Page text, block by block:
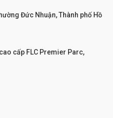
Đức Nhuận, Thành phố Hồ
cấp FLC Premier Parc,